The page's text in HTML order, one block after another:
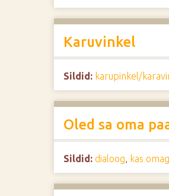
Karuvinkel
Sildid: karupinkel/
Oled sa oma
Sildid: dialoog, kas